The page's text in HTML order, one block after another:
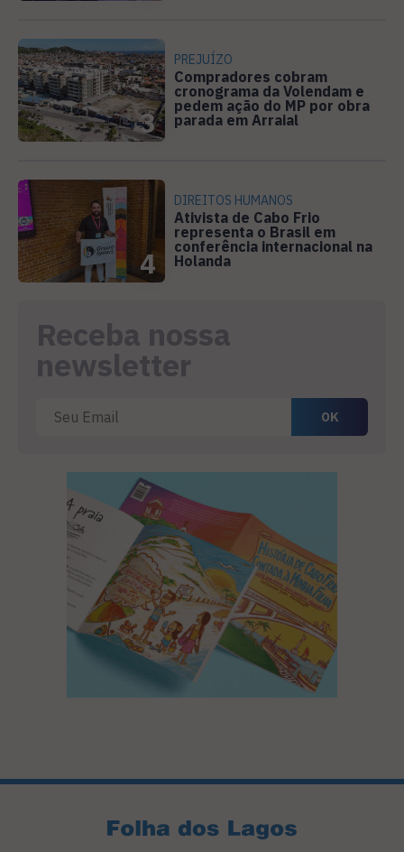
3
PREJUÍZO
Compradores cobram
cronograma da Volendam e
pedem ação do MP por obra
parada em Arraial
4
DIREITOS HUMANOS
Ativista de Cabo Frio
representa o Brasil em
conferência internacional na
Holanda
Receba nossa
newsletter